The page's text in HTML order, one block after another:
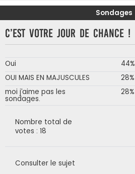
Sondages
C’est votre jour de chance !
Oui
44%
OUI MAIS EN MAJUSCULES
28%
moi j’aime pas les
sondages.
28%
Nombre total de
votes : 18
Consulter le sujet